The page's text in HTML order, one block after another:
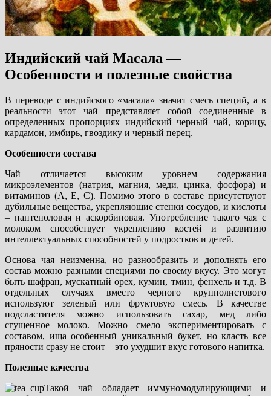
Индийский чай Масала —
Особенности и полезные свойства
В переводе с индийского «масала» значит смесь специй, а в
реальности этот чай представляет собой соединенные в
определенных пропорциях индийский черный чай, корицу,
кардамон, имбирь, гвоздику и черный перец.
Особенности состава
Чай отличается высоким уровнем содержания
микроэлементов (натрия, магния, меди, цинка, фосфора) и
витаминов (А, Е, С). Помимо этого в составе присутствуют
дубильные вещества, укрепляющие стенки сосудов, и кислоты
– пантеноловая и аскорбиновая. Употребление такого чая с
молоком способствует укреплению костей и развитию
интеллектуальных способностей у подростков и детей.
Основа чая неизменна, но разнообразить и дополнять его
состав можно разными специями по своему вкусу. Это могут
быть шафран, мускатный орех, кумин, тмин, фенхель и т.д. В
отдельных случаях вместо черного крупнолистового
используют зеленый или фруктовую смесь. В качестве
подсластителя можно использовать сахар, мед либо
сгущенное молоко. Можно смело экспериментировать с
составом, ища особенный уникальный букет, но класть все
пряности сразу не стоит – это ухудшит вкус готового напитка.
Полезные качества
Такой чай обладает иммуномодулирующими и